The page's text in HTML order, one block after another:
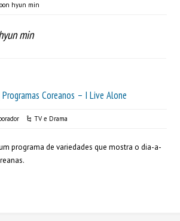
hyun min
min
Coreanos – I Live Alone
TV e Drama
programa de variedades que mostra o dia-a-